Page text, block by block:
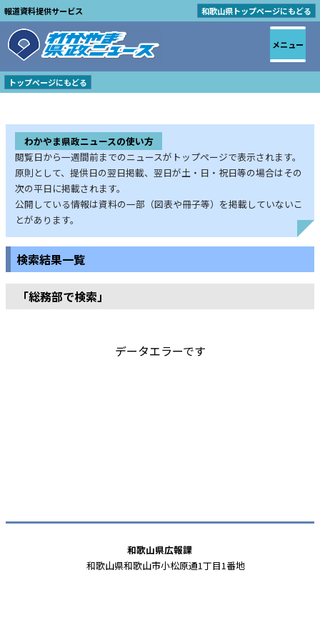
報道資料提供サービス 和歌山県トップページにもどる
トップページにもどる
わかやま県政ニュースの使い方
閲覧日から一週間前までのニュースがトップページで表示されます。
原則として、提供日の翌日掲載、翌日が土・日・祝日等の場合はその
次の平日に掲載されます。
公開している情報は資料の一部（図表や冊子等）を掲載していないこ
とがあります。
検索結果一覧
「総務部で検索」
データエラーです
メニュー
和歌山県広報課
和歌山県和歌山市小松原通1丁目1番地